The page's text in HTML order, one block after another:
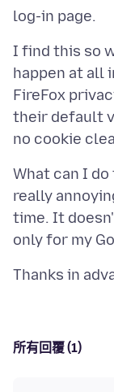
I find this so
happen at all
FireFox
their default
What can I
really
time. It
所有回覆 (1)